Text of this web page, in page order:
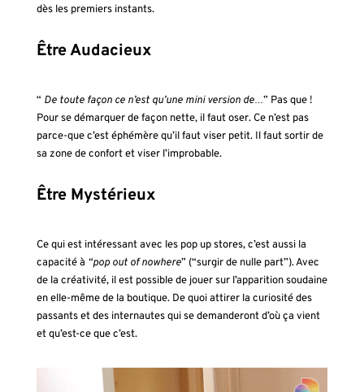
dès les premiers instants.
Être Audacieux
“ De toute façon ce n’est qu’une mini version de…” Pas que !
Pour se démarquer de façon nette, il faut oser. Ce n’est pas
parce-que c’est éphémère qu’il faut viser petit. Il faut sortir de
sa zone de confort et viser l’improbable.
Être Mystérieux
Ce qui est intéressant avec les pop up stores, c’est aussi la
capacité à “pop out of nowhere” (“surgir de nulle part”). Avec
de la créativité, il est possible de jouer sur l’apparition soudaine
en elle-même de la boutique. De quoi attirer la curiosité des
passants et des internautes qui se demanderont d’où ça vient
et qu’est-ce que c’est.